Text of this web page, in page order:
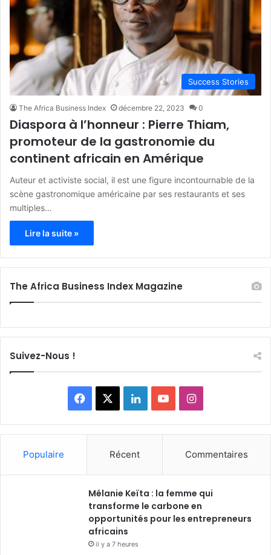
Success Stories
The Africa Business Index décembre 22, 2023 0
Diaspora à l’honneur : Pierre Thiam,
promoteur de la gastronomie du
continent africain en Amérique
Auteur et activiste social, il est une figure incontournable de la
scène gastronomique américaine par ses restaurants et ses
multiples…
Lire la suite »
The Africa Business Index Magazine
Suivez-Nous !
a
b
o
o
L
i
e
d
o
u
b
I
n
a
g
Populaire Récent Commentaires
Mélanie Keïta : la femme qui
transforme le carbone en
opportunités pour les entrepreneurs
africains
il y a 7 heures